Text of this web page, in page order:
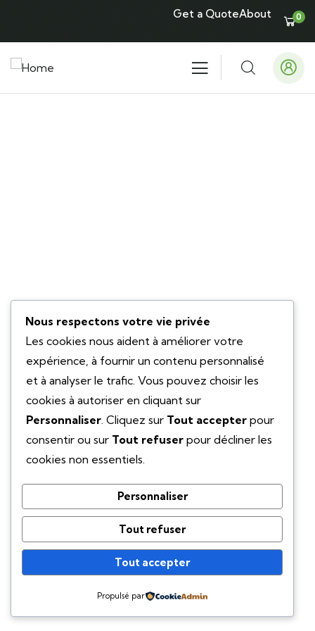
Get a QuoteAbout 0
Nous respectons votre vie privée
Les cookies nous aident à améliorer votre
expérience, à fournir un contenu personnalisé
et à analyser le trafic. Vous pouvez choisir les
cookies à autoriser en cliquant sur
Personnaliser . Cliquez sur Tout accepter pour
consentir ou sur Tout refuser pour décliner les
cookies non essentiels.
Personnaliser
Tout refuser
Tout accepter
Propulsé par